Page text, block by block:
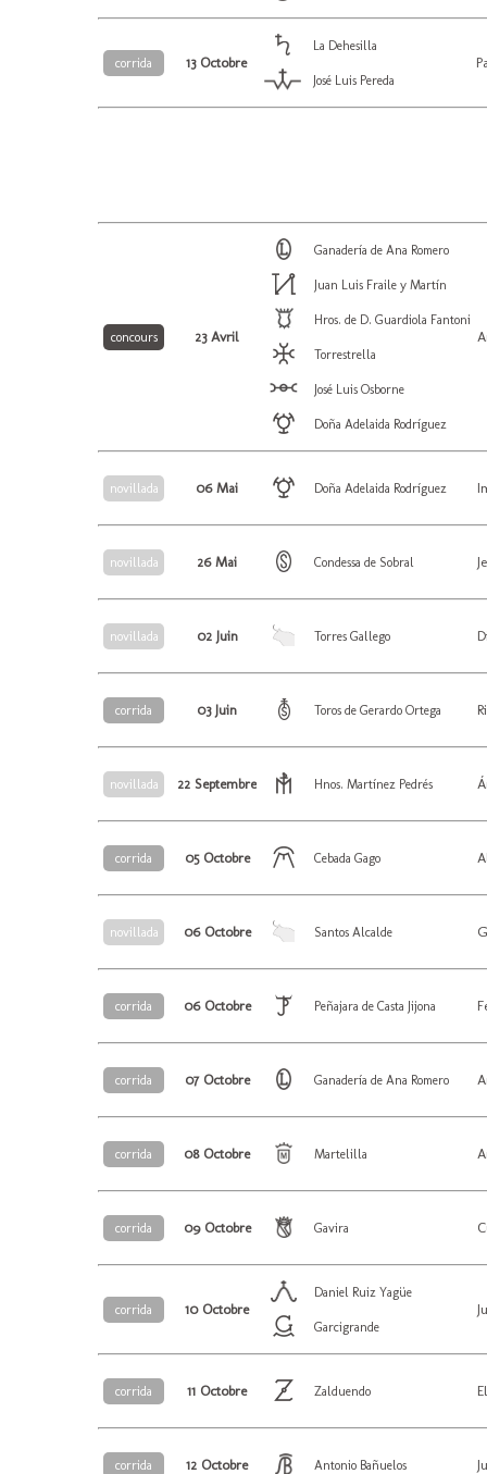
corrida 13 Octobre
La Dehesilla
José Luis Pereda
concours 23 Avril
Ganadería de Ana Romero
Juan Luis Fraile y Martín
Hros. de D. Guardiola Fantoni
Torrestrella
José Luis Osborne
Doña Adelaida Rodríguez
novillada 06 Mai Doña Adelaida Rodríguez
novillada 26 Mai Condessa de Sobral
novillada 02 Juin Torres Gallego
corrida 03 Juin Toros de Gerardo Ortega
novillada 22 Septembre Hnos. Martínez Pedrés
corrida 05 Octobre Cebada Gago
novillada 06 Octobre Santos Alcalde
corrida 06 Octobre Peñajara de Casta Jijona
corrida 07 Octobre Ganadería de Ana Romero
corrida 08 Octobre Martelilla
corrida 09 Octobre Gavira
corrida 10 Octobre
Daniel Ruiz Yagüe
Garcigrande
corrida 11 Octobre Zalduendo
corrida 12 Octobre Antonio Bañuelos